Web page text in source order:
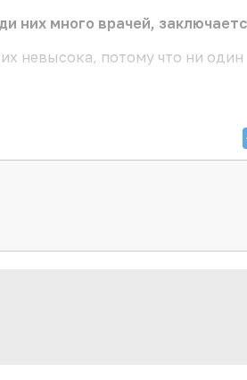
них много врачей,
невысока, потому что ни один